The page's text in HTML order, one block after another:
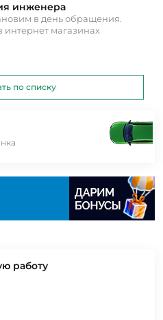
работу
инженера
в день обращения.
интернет магазинах
по списку